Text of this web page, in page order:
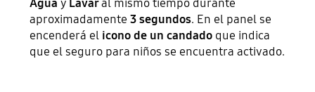
Aguay Lavaral mismo tiempo durante
aproximadamente 3 segundos. En el panel se
encenderá el icono de un candado que indica
que el seguro para niños se encuentra activado.